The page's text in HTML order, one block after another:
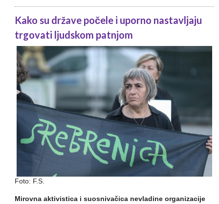
Kako su države počele i uporno nastavljaju
trgovati ljudskom patnjom
Foto: F.S.
Mirovna aktivistica i suosnivačica nevladine organizacije